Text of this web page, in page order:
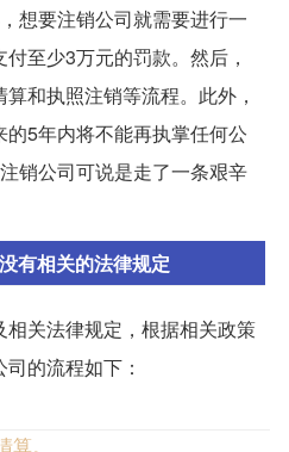
想要注销公司就需要进行一
至少3万元的罚款。然后，
和执照注销等流程。此外，
5年内将不能再执掌任何公
销公司可说是走了一条艰辛
有相关的法律规定
关法律规定，根据相关政策
的流程如下：
。